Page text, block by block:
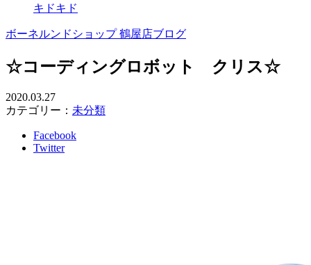
キドキド
ボーネルンドショップ 鶴屋店ブログ
☆コーディングロボット クリス☆
2020.03.27
カテゴリー： 未分類
Facebook
Twitter